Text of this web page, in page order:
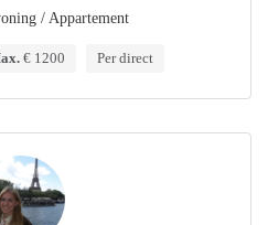
/ Appartement
€ 1200 Per direct